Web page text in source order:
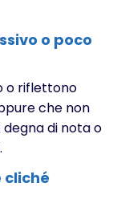
o poco
o riflettono
che non
di nota o
cliché